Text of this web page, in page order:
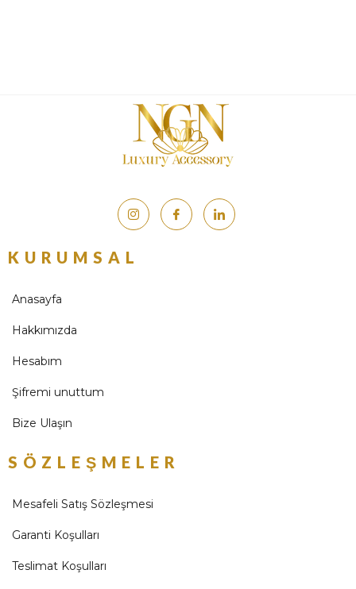
KURUMSAL
Anasayfa
Hakkımızda
Hesabım
Şifremi unuttum
Bize Ulaşın
SÖZLEŞMELER
Mesafeli Satış Sözleşmesi
Garanti Koşulları
Teslimat Koşulları